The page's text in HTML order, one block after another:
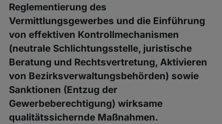
Reglementierung des
Vermittlungsgewerbes und die Einführung
von effektiven Kontrollmechanismen
(neutrale Schlichtungsstelle, juristische
Beratung und Rechtsvertretung, Aktivieren
von Bezirksverwaltungsbehörden) sowie
Sanktionen (Entzug der
Gewerbeberechtigung) wirksame
qualitätssichernde Maßnahmen.